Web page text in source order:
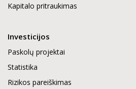
Kapitalo pritraukimas
Investicijos
Paskolų projektai
Statistika
Rizikos pareiškimas